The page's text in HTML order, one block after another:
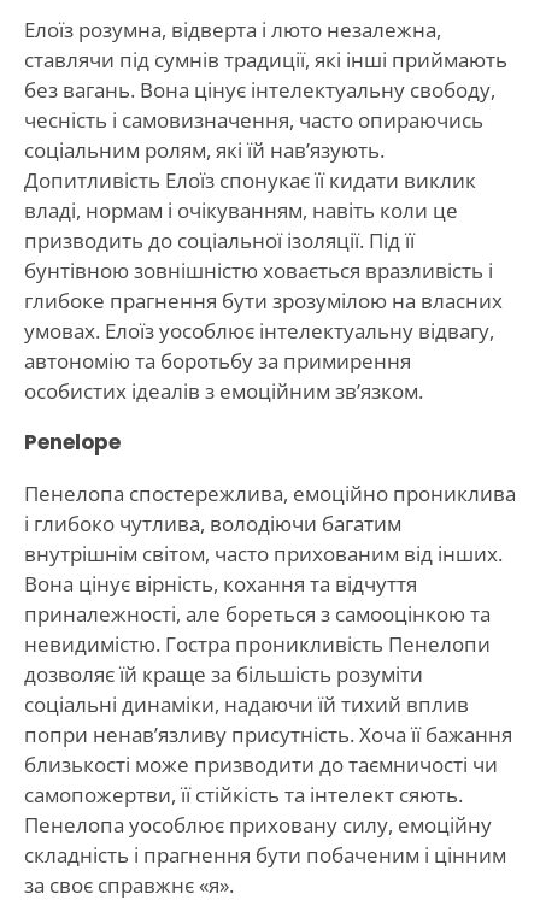
Елоїз розумна, відверта і люто незалежна,
ставлячи під сумнів традиції, які інші приймають
без вагань. Вона цінує інтелектуальну свободу,
чесність і самовизначення, часто опираючись
соціальним ролям, які їй нав’язують.
Допитливість Елоїз спонукає її кидати виклик
владі, нормам і очікуванням, навіть коли це
призводить до соціальної ізоляції. Під її
бунтівною зовнішністю ховається вразливість і
глибоке прагнення бути зрозумілою на власних
умовах. Елоїз уособлює інтелектуальну відвагу,
автономію та боротьбу за примирення
особистих ідеалів з емоційним зв’язком.
Penelope
Пенелопа спостережлива, емоційно прониклива
і глибоко чутлива, володіючи багатим
внутрішнім світом, часто прихованим від інших.
Вона цінує вірність, кохання та відчуття
приналежності, але бореться з самооцінкою та
невидимістю. Гостра проникливість Пенелопи
дозволяє їй краще за більшість розуміти
соціальні динаміки, надаючи їй тихий вплив
попри ненав’язливу присутність. Хоча її бажання
близькості може призводити до таємничості чи
самопожертви, її стійкість та інтелект сяють.
Пенелопа уособлює приховану силу, емоційну
складність і прагнення бути побаченим і цінним
за своє справжнє «я».